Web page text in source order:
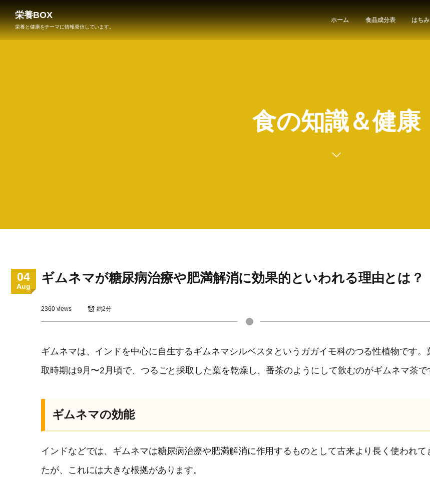
栄養BOX
栄養と健康をテーマに情報発信しています。
ホーム 食品成分表 はち
食の知識＆健康
04
Aug
ギムネマが糖尿病治療や肥満解消に効果的といわれる理由とは？
2360 views 約2分
ギムネマは、インドを中心に自生するギムネマシルベスタというガガイモ科のつる性植物です。
取時期は9月〜2月頃で、つるごと採取した葉を乾燥し、番茶のようにして飲むのがギムネマ茶で
ギムネマの効能
インドなどでは、ギムネマは糖尿病治療や肥満解消に作用するものとして古来より長く使われて
たが、これには大きな根拠があります。